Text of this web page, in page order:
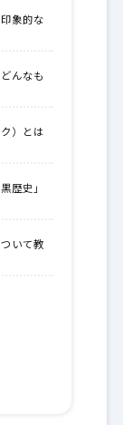
象的な
んなも
）とは
歴史」
いて教